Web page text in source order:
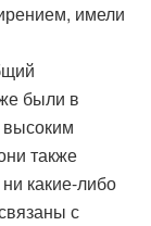
имели
были в
высоким
также
какие-либо
с